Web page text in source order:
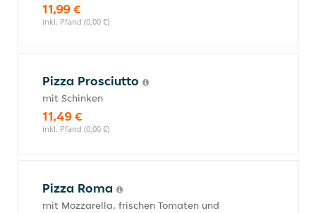
11,99 €
inkl. Pfand (0,00 €)
Pizza Prosciutto
mit Schinken
11,49 €
inkl. Pfand (0,00 €)
Pizza Roma
mit Mozzarella, frischen Tomaten und